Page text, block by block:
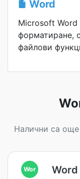
Word
Microsoft Word
форматиране,
файлови
Налични са
Wor Word